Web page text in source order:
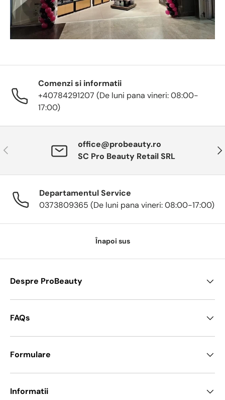
Comenzi si informatii
+40784291207 (De luni pana vineri: 08:00-
17:00)
Anterior
office@probeauty.ro
SC Pro Beauty Retail SRL
Departamentul Service
0373809365 (De luni pana vineri: 08:00-17:00)
Înapoi sus
Despre ProBeauty
FAQs
Formulare
Informatii